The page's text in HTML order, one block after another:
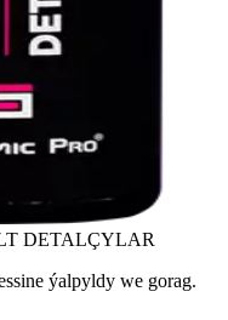
DETALÇYLAR
ýalpyldy we gorag.